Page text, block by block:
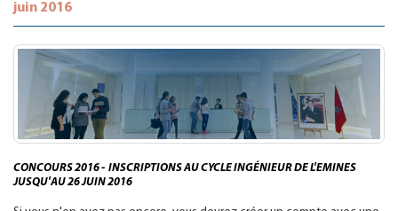
juin 2016
CONCOURS 2016 - INSCRIPTIONS AU CYCLE INGÉNIEUR DE L'EMINES
JUSQU'AU 26 JUIN 2016